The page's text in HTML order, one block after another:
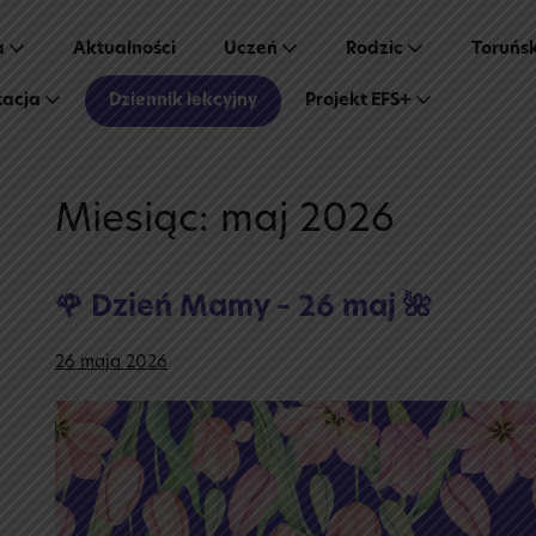
Aktualności Uczeń Rodzic
Dziennik lekcyjny Projekt EFS+
Miesiąc: maj 2026
🌹 Dzień Mamy – 26 maj 🌺
26 maja 2026
🌹
Dzień
Mamy